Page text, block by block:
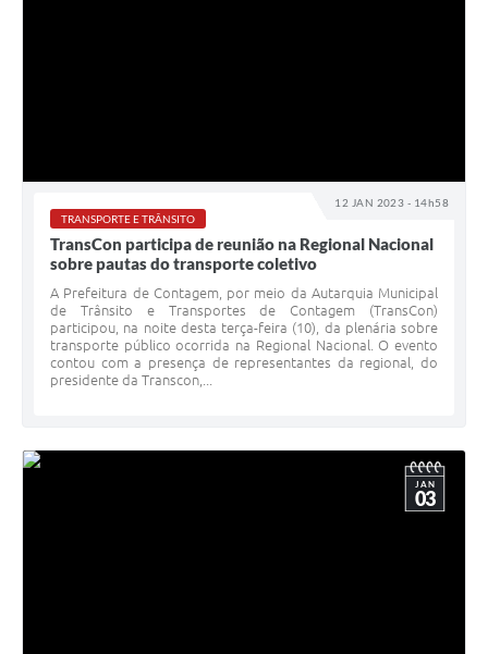
12 JAN 2023 - 14h58
TRANSPORTE E TRÂNSITO
TransCon participa de reunião na Regional Nacional
sobre pautas do transporte coletivo
A Prefeitura de Contagem, por meio da Autarquia Municipal
de Trânsito e Transportes de Contagem (TransCon)
participou, na noite desta terça-feira (10), da plenária sobre
transporte público ocorrida na Regional Nacional. O evento
contou com a presença de representantes da regional, do
presidente da Transcon,...
JAN
03